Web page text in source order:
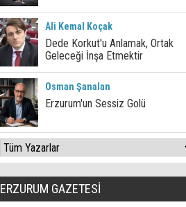
Ali Kemal Koçak
Dede Korkut'u Anlamak, Ortak
Geleceği İnşa Etmektir
Osman Şanalan
Erzurum'un Sessiz Golü
ERZURUM GAZETESİ